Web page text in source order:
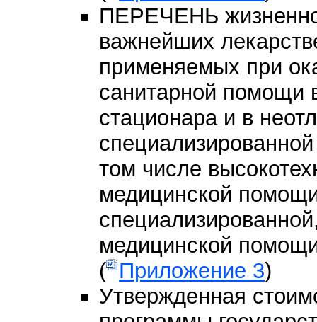
ПЕРЕЧЕНЬ
важнейших
применяемых при
санитарной помощи
стационара и в
том числе
медицинской
медицинской
( Приложение 3)
Утвержденная